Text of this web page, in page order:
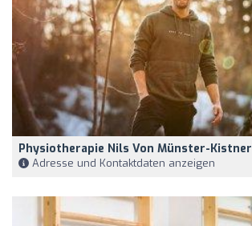
Physiotherapie Nils Von Münster-Kistner
Adresse und Kontaktdaten anzeigen